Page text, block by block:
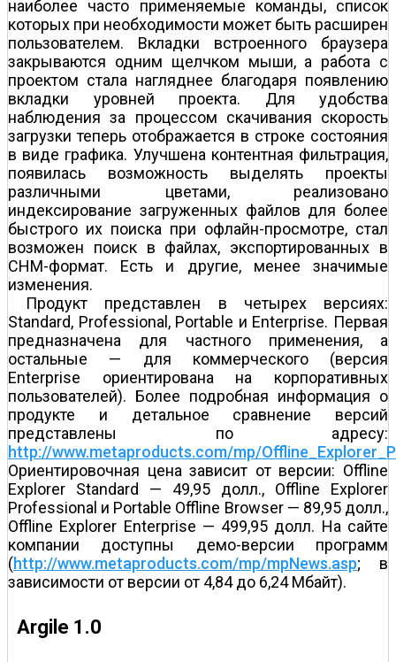
наиболее часто применяемые команды, список
которых при необходимости может быть расширен
пользователем. Вкладки встроенного браузера
закрываются одним щелчком мыши, а работа с
проектом стала нагляднее благодаря появлению
вкладки уровней проекта. Для удобства
наблюдения за процессом скачивания скорость
загрузки теперь отображается в строке состояния
в виде графика. Улучшена контентная фильтрация,
появилась возможность выделять проекты
различными цветами, реализовано
индексирование загруженных файлов для более
быстрого их поиска при офлайн-просмотре, стал
возможен поиск в файлах, экспортированных в
CHM-формат. Есть и другие, менее значимые
изменения.
Продукт представлен в четырех версиях:
Standard, Professional, Portable и Enterprise. Первая
предназначена для частного применения, а
остальные — для коммерческого (версия
Enterprise ориентирована на корпоративных
пользователей). Более подробная информация о
продукте и детальное сравнение версий
представлены по адресу:
http://www.metaproducts.com/mp/
Ориентировочная цена зависит от версии: Offline
Explorer Standard — 49,95 долл., Offline Explorer
Professional и Portable Offline Browser — 89,95 долл.,
Offline Explorer Enterprise — 499,95 долл. На сайте
компании доступны демо-версии программ
(http://www.metaproducts.com/mp/mpNews.asp; в
зависимости от версии от 4,84 до 6,24 Мбайт).
Argile 1.0